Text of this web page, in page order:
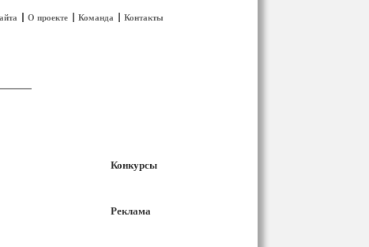
О проекте Команда Контакты
Конкурсы
Реклама